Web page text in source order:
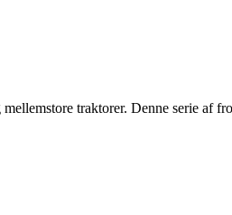
traktorer. Denne serie